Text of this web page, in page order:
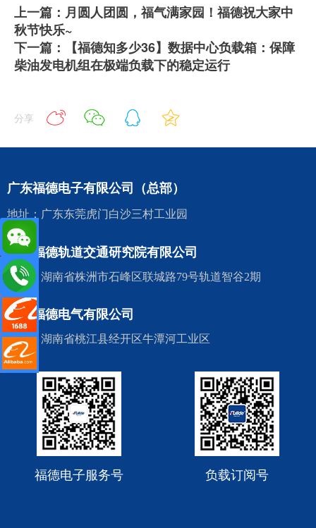
上一篇：月圆人团圆，福气满家园！福德祝大家中
秋节快乐~
下一篇：【福德知多少36】数据中心负载箱：保障
柴油发电机组在极端负载下的稳定运行
分享
广东福德电子有限公司（总部）
地址：广东东莞虎门白沙三村工业园
株洲福德轨道交通研究院有限公司
地址：湖南省株洲市石峰区联城路79号轨道智谷2期
湖南福德电气有限公司
地址：湖南省桃江县经开区牛潭河工业区
福德电子服务号 负载订阅号
店铺
际站